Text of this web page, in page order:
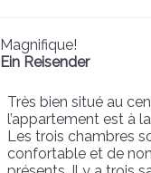
Magnifique!
Ein Reisender
Très bien situé au
l’appartement est à
Les trois chambres
confortable et de